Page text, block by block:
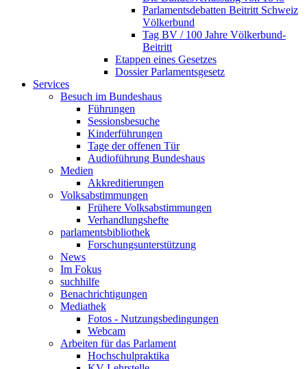
Parlamentsdebatten Beitritt Schweiz
Völkerbund
Tag BV / 100 Jahre Völkerbund-
Beitritt
Etappen eines Gesetzes
Dossier Parlamentsgesetz
Services
Besuch im Bundeshaus
Führungen
Sessionsbesuche
Kinderführungen
Tage der offenen Tür
Audioführung Bundeshaus
Medien
Akkreditierungen
Volksabstimmungen
Frühere Volksabstimmungen
Verhandlungshefte
parlamentsbibliothek
Forschungsunterstützung
News
Im Fokus
suchhilfe
Benachrichtigungen
Mediathek
Fotos - Nutzungsbedingungen
Webcam
Arbeiten für das Parlament
Hochschulpraktika